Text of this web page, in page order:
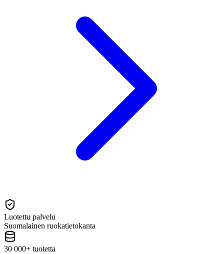
Luotettu palvelu
Suomalainen ruokatietokanta
30 000+ tuotetta